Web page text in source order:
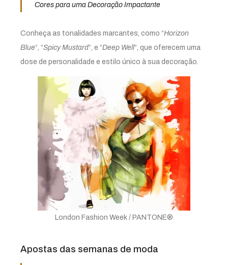
Cores para uma Decoração Impactante
Conheça as tonalidades marcantes, como “Horizon
Blue“, “Spicy Mustard“, e “Deep Well“, que oferecem uma
dose de personalidade e estilo único à sua decoração.
London Fashion Week / PANTONE®
Apostas das semanas de moda